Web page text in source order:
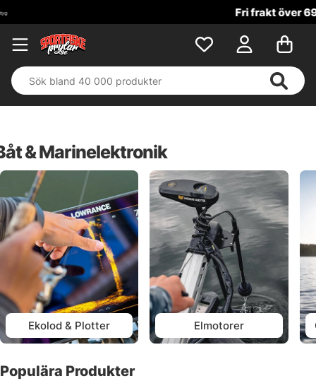
& Marinelektronik
Ekolod & Plotter Elmotorer
Populära Produkter